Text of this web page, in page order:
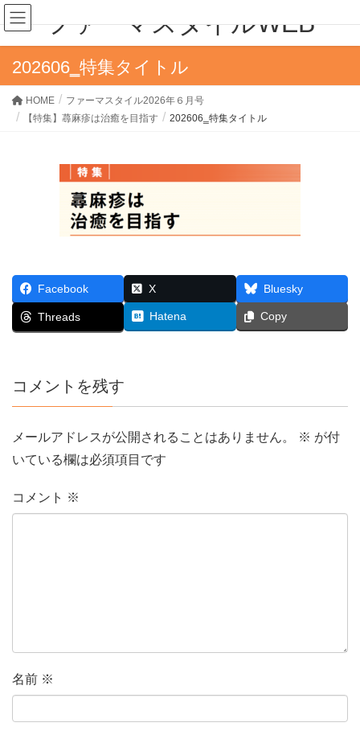
ファーマスタイルWEB
202606‗特集タイトル
HOME
ファーマスタイル2026年６月号
【特集】蕁麻疹は治癒を目指す
202606‗特集タイトル
Facebook X Bluesky
Threads Hatena Copy
コメントを残す
メールアドレスが公開されることはありません。 ※ が付
いている欄は必須項目です
コメント ※
名前 ※